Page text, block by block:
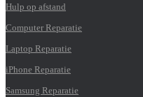
Hulp op afstand
Computer Reparatie
Laptop Reparatie
iPhone Reparatie
Samsung Reparatie